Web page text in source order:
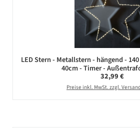
LED Stern - Metallstern - hängend -
40cm - Timer -
Regulärer
32,99 €
Preise inkl. MwSt. zzgl.